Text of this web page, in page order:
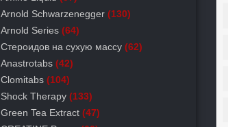
Arnold Schwarzenegger (130)
Arnold Series (64)
Стероидов на сухую массу (62)
Anastrotabs (42)
Clomitabs (104)
Shock Therapy (133)
Green Tea Extract (47)